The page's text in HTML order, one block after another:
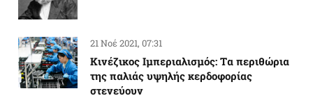
21 Νοέ 2021, 07:31
Κινέζικος Ιμπεριαλισμός: Tα περιθώρια
της παλιάς υψηλής κερδοφορίας
στενεύουν